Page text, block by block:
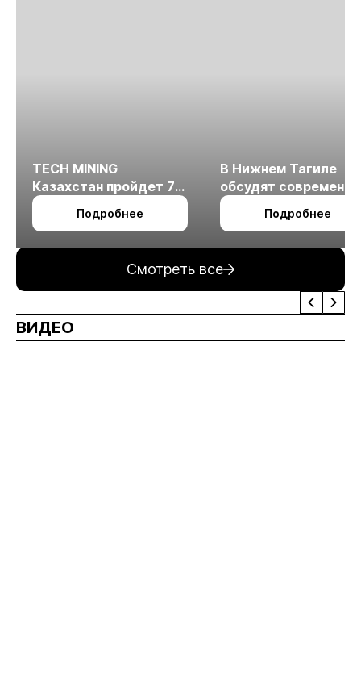
TECH MINING
Казахстан пройдет 7
октября в Алматы
Подробнее
В Нижнем Тагиле
обсудят
технологии
измельчения
Подробнее
Смотреть все
ВИДЕО